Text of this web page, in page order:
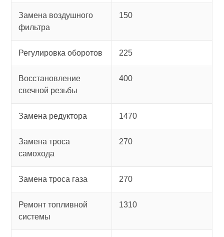
Замена воздушного
фильтра
150
Регулировка оборотов 225
Восстановление
свечной резьбы
400
Замена редуктора 1470
Замена троса
самохода
270
Замена троса газа 270
Ремонт топливной
системы
1310